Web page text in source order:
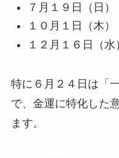
７月１９日（日
１０月１日（木
１２月１６日（
特に６月２４日は「
で、金運に特化した
ます。